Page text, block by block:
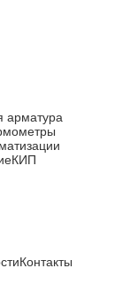
арматура
КИП
Контакты